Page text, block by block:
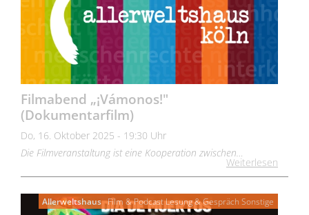
Filmabend „¡Vámonos!"
(Dokumentarfilm)
Do, 16. Oktober 2025 - 19:30 Uhr
Die Filmveranstaltung ist eine Kooperation zwischen…
Weiterlesen
Allerweltshaus Film & Podcast Lesung & Gespräch Sonstige